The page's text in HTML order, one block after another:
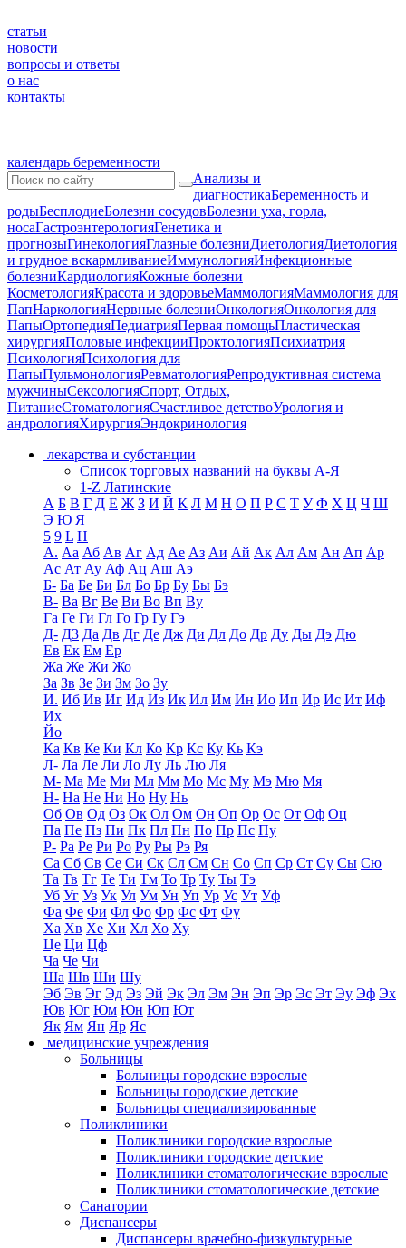
статьи
новости
вопросы и ответы
о нас
контакты
календарь беременности
Анализы и
диагностикаБеременность и
родыБесплодиеБолезни сосудовБолезни уха, горла,
носаГастроэнтерологияГенетика и
прогнозыГинекологияГлазные болезниДиетологияДиетология
и грудное вскармливаниеИммунологияИнфекционные
болезниКардиологияКожные болезни
КосметологияКрасота и здоровьеМаммологияМаммология для
ПапНаркологияНервные болезниОнкологияОнкология для
ПапыОртопедияПедиатрияПервая помощьПластическая
хирургияПоловые инфекцииПроктологияПсихиатрия
ПсихологияПсихология для
ПапыПульмонологияРевматологияРепродуктивная система
мужчиныСексологияСпорт, Отдых,
ПитаниеСтоматологияСчастливое детствоУрология и
андрологияХирургияЭндокринология
лекарства и субстанции
Список торговых названий на буквы А-Я
1-Z Латинские
А Б В Г Д Е Ж З И Й К Л М Н О П Р С Т У Ф Х Ц Ч Ш
Э Ю Я
5 9 L H
А. Аа Аб Ав Аг Ад Ае Аз Аи Ай Ак Ал Ам Ан Ап Ар
Ас Ат Ау Аф Ац Аш Аэ
Б- Ба Бе Би Бл Бо Бр Бу Бы Бэ
В- Ва Вг Ве Ви Во Вп Ву
Га Ге Ги Гл Го Гр Гу Гэ
Д- Д3 Да Дв Дг Де Дж Ди Дл До Др Ду Ды Дэ Дю
Ев Ек Ем Ер
Жа Же Жи Жо
За Зв Зе Зи Зм Зо Зу
И. Иб Ив Иг Ид Из Ик Ил Им Ин Ио Ип Ир Ис Ит Иф
Их
Йо
Ка Кв Ке Ки Кл Ко Кр Кс Ку Кь Кэ
Л- Ла Ле Ли Ло Лу Ль Лю Ля
М- Ма Ме Ми Мл Мм Мо Мс Му Мэ Мю Мя
Н- На Не Ни Но Ну Нь
Об Ов Од Оз Ок Ол Ом Он Оп Ор Ос От Оф Оц
Па Пе Пз Пи Пк Пл Пн По Пр Пс Пу
Р- Ра Ре Ри Ро Ру Ры Рэ Ря
Са Сб Св Се Си Ск Сл См Сн Со Сп Ср Ст Су Сы Сю
Та Тв Тг Те Ти Тм То Тр Ту Ты Тэ
Уб Уг Уз Ук Ул Ум Ун Уп Ур Ус Ут Уф
Фа Фе Фи Фл Фо Фр Фс Фт Фу
Ха Хв Хе Хи Хл Хо Ху
Це Ци Цф
Ча Че Чи
Ша Шв Ши Шу
Эб Эв Эг Эд Эз Эй Эк Эл Эм Эн Эп Эр Эс Эт Эу Эф Эх
Юв Юг Юм Юн Юп Ют
Як Ям Ян Яр Яс
медицинские учреждения
Больницы
Больницы городские взрослые
Больницы городские детские
Больницы специализированные
Поликлиники
Поликлиники городские взрослые
Поликлиники городские детские
Поликлиники стоматологические взрослые
Поликлиники стоматологические детские
Санатории
Диспансеры
Диспансеры врачебно-физкультурные